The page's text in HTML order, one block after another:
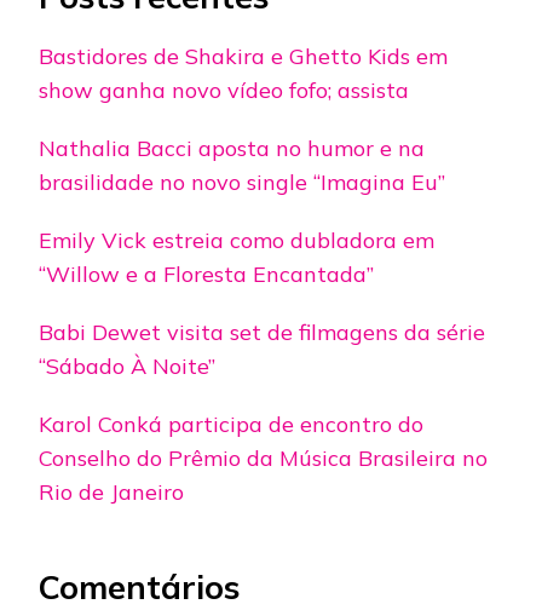
Bastidores de Shakira e Ghetto Kids em
show ganha novo vídeo fofo; assista
Nathalia Bacci aposta no humor e na
brasilidade no novo single “Imagina Eu”
Emily Vick estreia como dubladora em
“Willow e a Floresta Encantada”
Babi Dewet visita set de filmagens da série
“Sábado À Noite”
Karol Conká participa de encontro do
Conselho do Prêmio da Música Brasileira no
Rio de Janeiro
Comentários